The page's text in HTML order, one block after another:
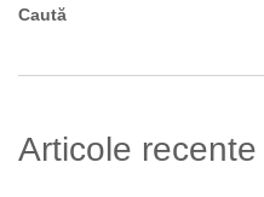
Caută
Articole recente